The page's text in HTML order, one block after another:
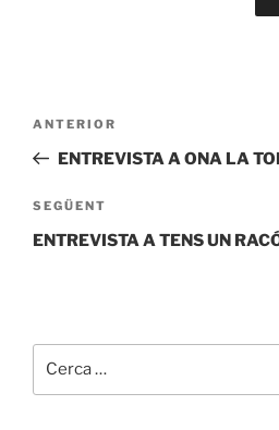
ANTERIOR
ENTREVISTA A ONA LA
SEGÜENT
ENTREVISTA A TENS UN